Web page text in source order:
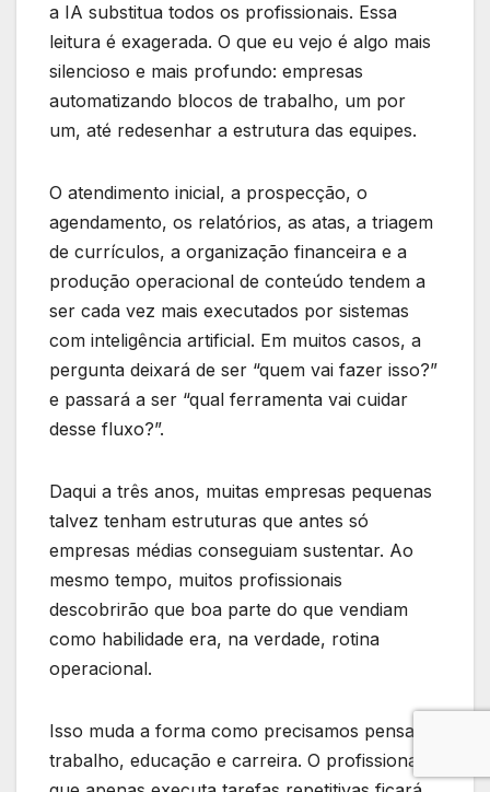
a IA substitua todos os profissionais. Essa
leitura é exagerada. O que eu vejo é algo mais
silencioso e mais profundo: empresas
automatizando blocos de trabalho, um por
um, até redesenhar a estrutura das equipes.
O atendimento inicial, a prospecção, o
agendamento, os relatórios, as atas, a triagem
de currículos, a organização financeira e a
produção operacional de conteúdo tendem a
ser cada vez mais executados por sistemas
com inteligência artificial. Em muitos casos, a
pergunta deixará de ser “quem vai fazer isso?”
e passará a ser “qual ferramenta vai cuidar
desse fluxo?”.
Daqui a três anos, muitas empresas pequenas
talvez tenham estruturas que antes só
empresas médias conseguiam sustentar. Ao
mesmo tempo, muitos profissionais
descobrirão que boa parte do que vendiam
como habilidade era, na verdade, rotina
operacional.
Isso muda a forma como precisamos pensar
trabalho, educação e carreira. O profissional